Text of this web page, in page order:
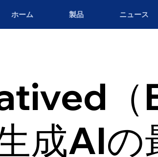
ホーム 製品 ニュース
（
成AIの